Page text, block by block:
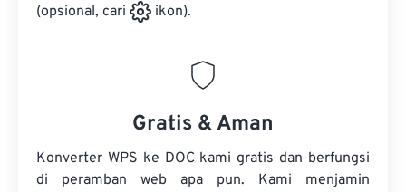
(opsional, cari
ikon).
Gratis & Aman
Konverter WPS ke DOC kami gratis dan berfungsi
di peramban web apa pun. Kami menjamin